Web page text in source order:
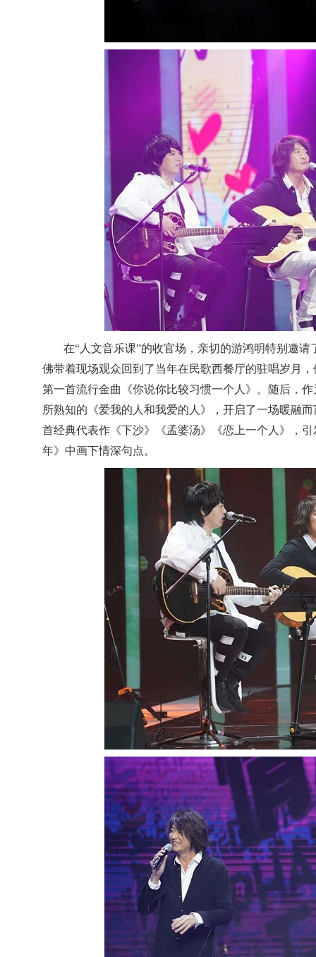
在“人文音乐课”的收官场，亲切的游鸿明特别邀
佛带着现场观众回到了当年在民歌西餐厅的驻唱岁月
第一首流行金曲《你说你比较习惯一个人》。随后，
所熟知的《爱我的人和我爱的人》，开启了一场暖融
首经典代表作《下沙》《孟婆汤》《恋上一个人》，
年》中画下情深句点。